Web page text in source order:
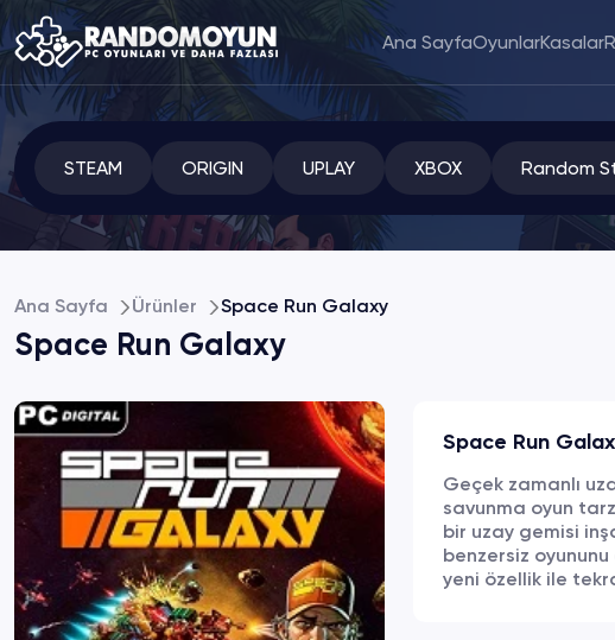
Ana SayfaOyunlarKasalar
STEAM ORIGIN UPLAY XBOX Random
Ana Sayfa Ürünler Space Run Galaxy
Space Run Galaxy
Space Run
Geçek zamanlı
savunma oyun
bir uzay gemisi
benzersiz
yeni özellik ile